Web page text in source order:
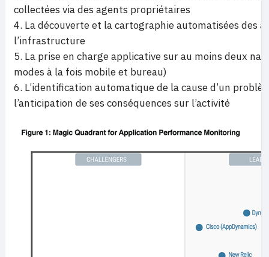
collectées via des agents propriétaires
La découverte et la cartographie automatisées des
l’infrastructure
La prise en charge applicative sur au moins deux
modes à la fois mobile et bureau)
L’identification automatique de la cause d’un
l’anticipation de ses conséquences sur l’activité